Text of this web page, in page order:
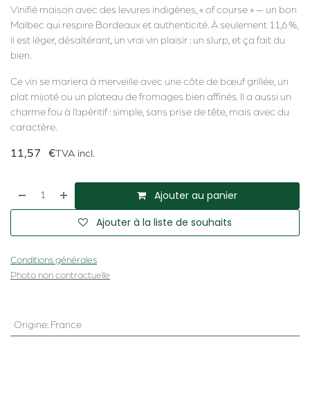
Vinifié maison avec des levures indigènes, « of course » — un bon
Malbec qui respire Bordeaux et authenticité. À seulement 11,6 %,
il est léger, désaltérant, un vrai vin plaisir : un slurp, et ça fait du
bien.
Ce vin se mariera à merveille avec une côte de bœuf grillée, un
plat mijoté ou un plateau de fromages bien affinés. Il a aussi un
charme fou à l’apéritif : simple, sans prise de tête, mais avec du
caractère.
11,57 €TVA incl.
Ajouter au panier
Ajouter à la liste de souhaits
Conditions générales
Photo non contractuelle
Origine: France